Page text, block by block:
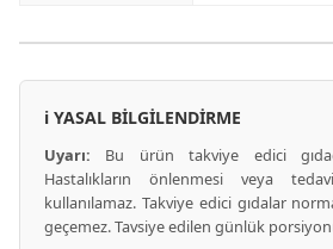
ℹ️ YASAL BİLGİLENDİRME
Uyarı: Bu ürün takviye edici
Hastalıkların önlenmesi veya
kullanılamaz. Takviye edici gıdalar
geçemez. Tavsiye edilen günlük